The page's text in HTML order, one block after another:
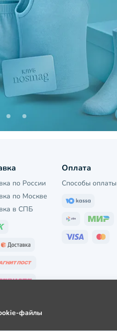
по России
по Москве
в СПБ
Оплата
Способы оплаты
файлы